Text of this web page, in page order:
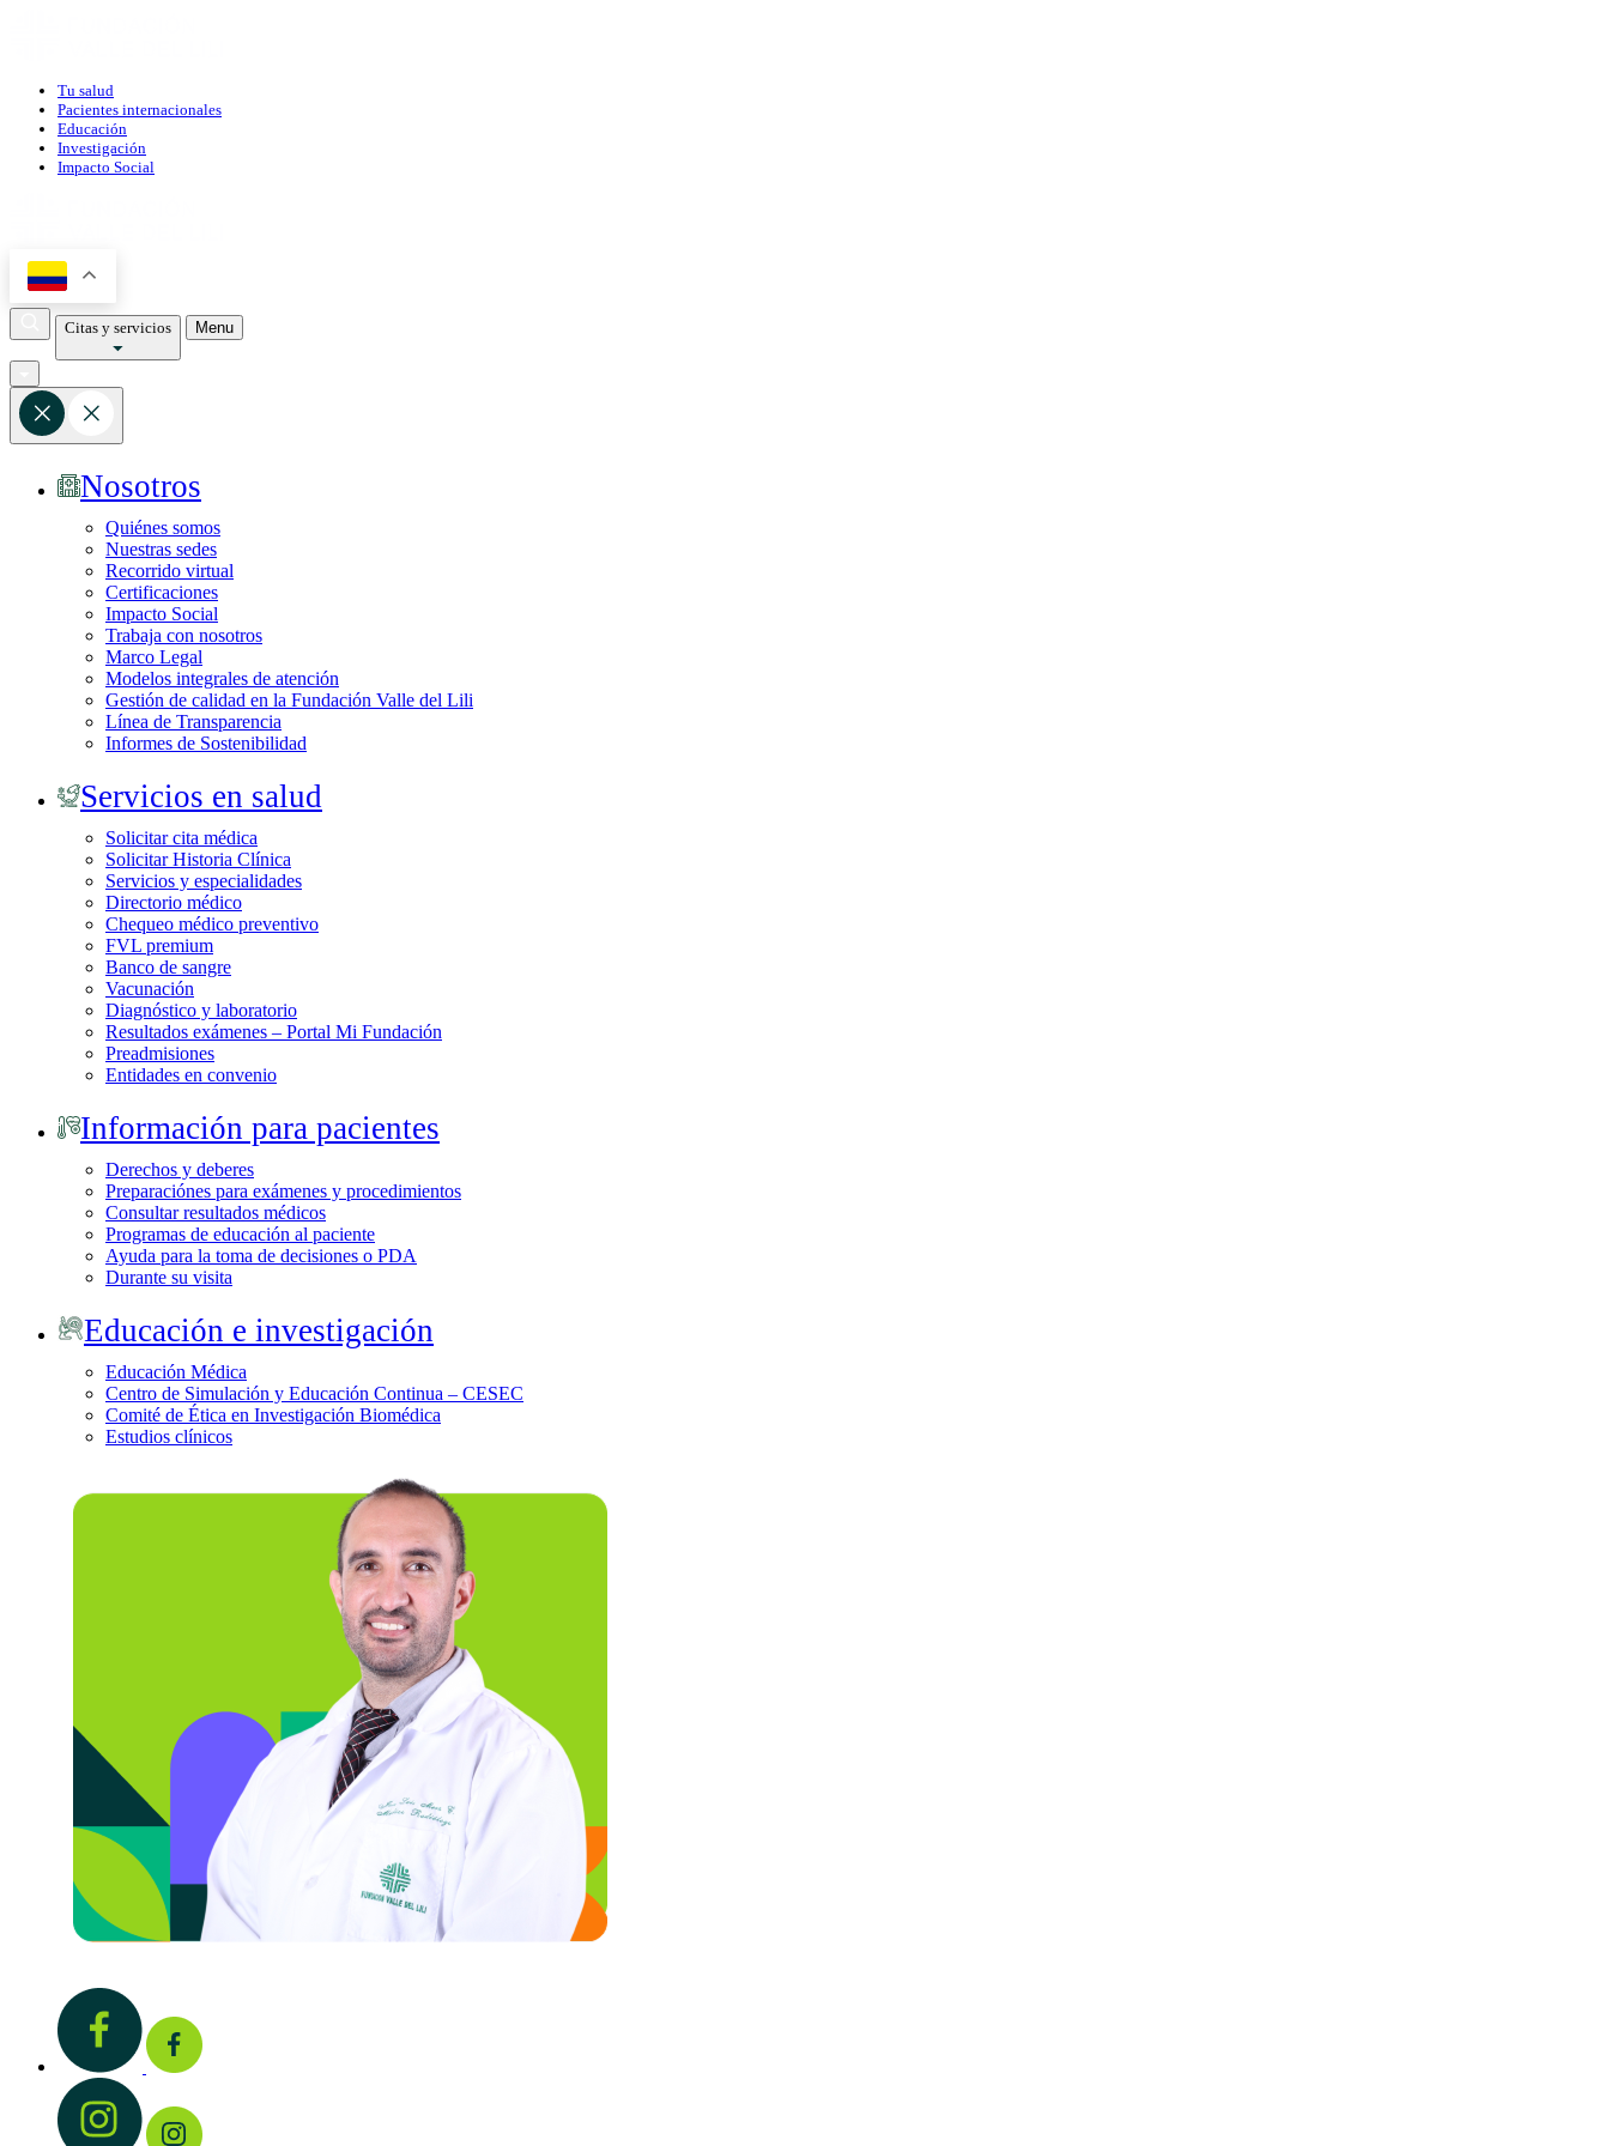
Tu salud
Pacientes internacionales
Educación
Investigación
Impacto Social
Citas y servicios Menu
Nosotros
Quiénes somos
Nuestras sedes
Recorrido virtual
Certificaciones
Impacto Social
Trabaja con nosotros
Marco Legal
Modelos integrales de atención
Gestión de calidad en la Fundación Valle del Lili
Línea de Transparencia
Informes de Sostenibilidad
Servicios en salud
Solicitar cita médica
Solicitar Historia Clínica
Servicios y especialidades
Directorio médico
Chequeo médico preventivo
FVL premium
Banco de sangre
Vacunación
Diagnóstico y laboratorio
Resultados exámenes – Portal Mi Fundación
Preadmisiones
Entidades en convenio
Información para pacientes
Derechos y deberes
Preparaciónes para exámenes y procedimientos
Consultar resultados médicos
Programas de educación al paciente
Ayuda para la toma de decisiones o PDA
Durante su visita
Educación e investigación
Educación Médica
Centro de Simulación y Educación Continua – CESEC
Comité de Ética en Investigación Biomédica
Estudios clínicos